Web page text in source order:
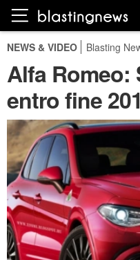
NEWS & VIDEO Blasting
Alfa Romeo:
entro fine